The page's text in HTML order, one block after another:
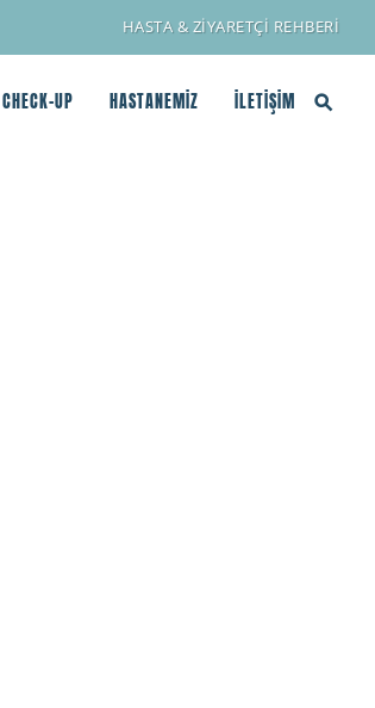
HASTA & ZİYARETÇİ REHBERİ
CHECK-UP HASTANEMİZ İLETİŞİM